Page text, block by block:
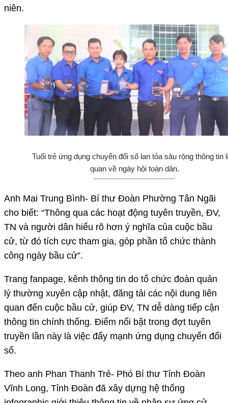
niên.
Tuổi trẻ ứng dụng chuyển đổi số lan tỏa sâu rộng thông tin
quan về ngày hội toàn dân.
Anh Mai Trung Bình- Bí thư Đoàn Phường Tân Ngãi
cho biết: “Thông qua các hoạt động tuyên truyền, ĐV,
TN và người dân hiểu rõ hơn ý nghĩa của cuộc bầu
cử, từ đó tích cực tham gia, góp phần tổ chức thành
công ngày bầu cử”.
Trang fanpage, kênh thông tin do tổ chức đoàn quản
lý thường xuyên cập nhật, đăng tải các nội dung liên
quan đến cuộc bầu cử, giúp ĐV, TN dễ dàng tiếp cận
thông tin chính thống. Điểm nổi bật trong đợt tuyên
truyền lần này là việc đẩy mạnh ứng dụng chuyển đổi
số.
Theo anh Phan Thanh Trẻ- Phó Bí thư Tỉnh Đoàn
Vĩnh Long, Tỉnh Đoàn đã xây dựng hệ thống